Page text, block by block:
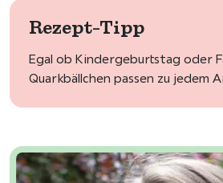
Rezept-Tipp
Egal ob Kindergeburtstag oder
Quarkbällchen passen zu jedem